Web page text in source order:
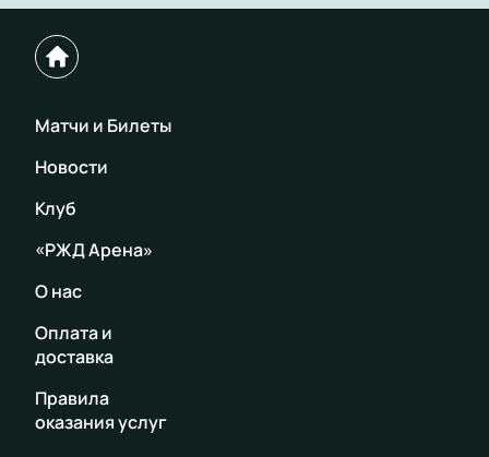
Матчи и Билеты
Новости
Клуб
«РЖД Арена»
О нас
Оплата и
доставка
Правила
оказания услуг